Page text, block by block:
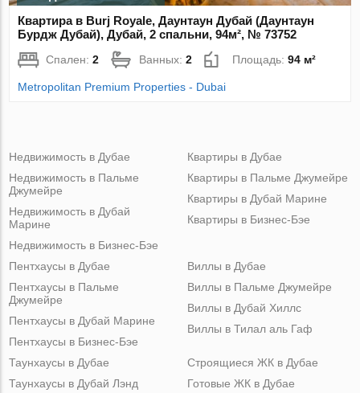
Квартира в Burj Royale, Даунтаун Дубай (Даунтаун
Бурдж Дубай), Дубай, 2 спальни, 94м², № 73752
Спален:2 Ванных:2 Площадь:94 м²
Metropolitan Premium Properties - Dubai
Недвижимость в Дубае
Недвижимость в Пальме
Джумейре
Недвижимость в Дубай
Марине
Недвижимость в Бизнес-Бэе
Квартиры в Дубае
Квартиры в Пальме Джумейре
Квартиры в Дубай Марине
Квартиры в Бизнес-Бэе
Пентхаусы в Дубае
Пентхаусы в Пальме
Джумейре
Пентхаусы в Дубай Марине
Пентхаусы в Бизнес-Бэе
Виллы в Дубае
Виллы в Пальме Джумейре
Виллы в Дубай Хиллс
Виллы в Тилал аль Гаф
Таунхаусы в Дубае
Таунхаусы в Дубай Лэнд
Строящиеся ЖК в Дубае
Готовые ЖК в Дубае